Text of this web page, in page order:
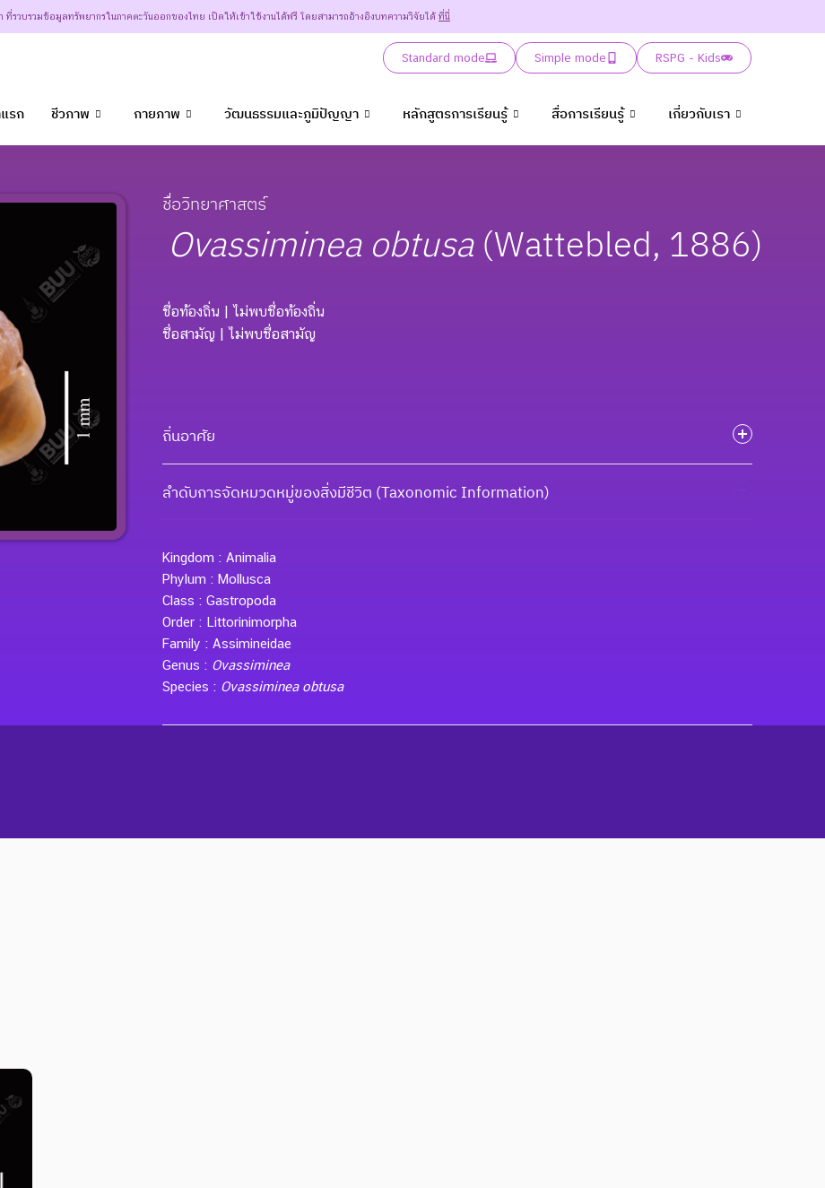
วบรวมข้อมูลทรัพยากรในภาคตะวันออกของไทย เปิดให้เข้าใช้งานได้ฟรี โดยสามารถอ้างอิงบทความวิจัยได้ ที่นี่
Standard mode Simple mode RSPG - Kids
รก ชีวภาพ กายภาพ วัฒนธรรมและภูมิปัญญา หลักสูตรการเรียนรู้ สื่อการเรียนรู้ เกี่ยวกับเรา
ชื่อวิทยาศาสตร์
Ovassiminea obtusa (Wattebled, 1886)
ชื่อท้องถิ่น | ไม่พบชื่อท้องถิ่น
ชื่อสามัญ | ไม่พบชื่อสามัญ
ถิ่นอาศัย
ลำดับการจัดหมวดหมู่ของสิ่งมีชีวิต (Taxonomic Information)
Kingdom : Animalia
Phylum : Mollusca
Class :Gastropoda
Order : Littorinimorpha
Family : Assimineidae
Genus : Ovassiminea
Species : Ovassiminea obtusa